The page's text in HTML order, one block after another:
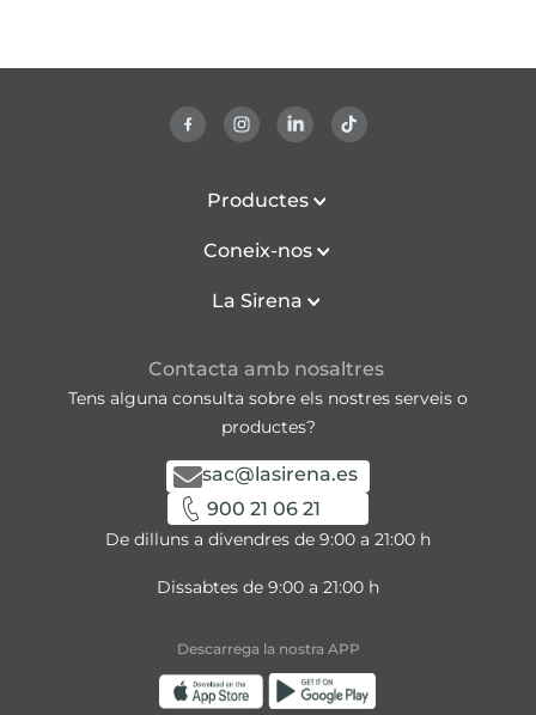
Productes
Coneix-nos
La Sirena
Contacta amb nosaltres
Tens alguna consulta sobre els nostres serveis o
productes?
sac@lasirena.es
900 21 06 21
De dilluns a divendres de 9:00 a 21:00 h
Dissabtes de 9:00 a 21:00 h
Descarrega la nostra APP